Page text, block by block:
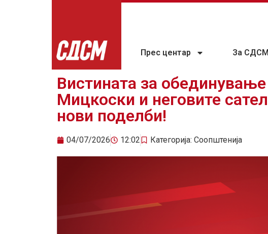
Прес центар За СДСМ
Вистината за
Мицкоски и неговите
нови поделби!
04/07/2026 12:02 Категорија: Соопштенија